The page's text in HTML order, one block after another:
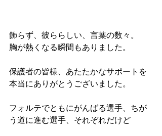
飾らず、彼ららしい、言葉の数々。
胸が熱くなる瞬間もありました。
保護者の皆様、あたたかなサポートを
本当にありがとうございました。
フォルテでともにがんばる選手、ちが
う道に進む選手、それぞれだけど